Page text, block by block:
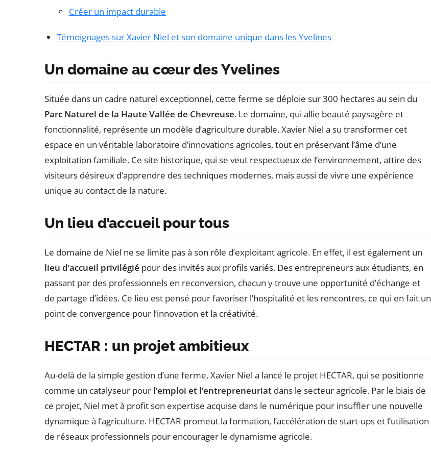
Créer un impact durable
Témoignages sur Xavier Niel et son domaine unique dans les Yvelines
Un domaine au cœur des Yvelines
Située dans un cadre naturel exceptionnel, cette ferme se déploie sur 300 hectares au sein du
Parc Naturel de la Haute Vallée de Chevreuse. Le domaine, qui allie beauté paysagère et
fonctionnalité, représente un modèle d’agriculture durable. Xavier Niel a su transformer cet
espace en un véritable laboratoire d’innovations agricoles, tout en préservant l’âme d’une
exploitation familiale. Ce site historique, qui se veut respectueux de l’environnement, attire des
visiteurs désireux d’apprendre des techniques modernes, mais aussi de vivre une expérience
unique au contact de la nature.
Un lieu d’accueil pour tous
Le domaine de Niel ne se limite pas à son rôle d’exploitant agricole. En effet, il est également un
lieu d’accueil privilégié pour des invités aux profils variés. Des entrepreneurs aux étudiants, en
passant par des professionnels en reconversion, chacun y trouve une opportunité d’échange et
de partage d’idées. Ce lieu est pensé pour favoriser l’hospitalité et les rencontres, ce qui en fait un
point de convergence pour l’innovation et la créativité.
HECTAR : un projet ambitieux
Au-delà de la simple gestion d’une ferme, Xavier Niel a lancé le projet HECTAR, qui se positionne
comme un catalyseur pour l’emploi et l’entrepreneuriat dans le secteur agricole. Par le biais de
ce projet, Niel met à profit son expertise acquise dans le numérique pour insuffler une nouvelle
dynamique à l’agriculture. HECTAR promeut la formation, l’accélération de start-ups et l’utilisation
de réseaux professionnels pour encourager le dynamisme agricole.